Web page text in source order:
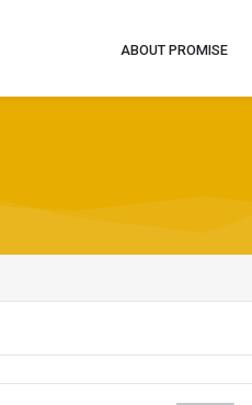
ABOUT PROMISE